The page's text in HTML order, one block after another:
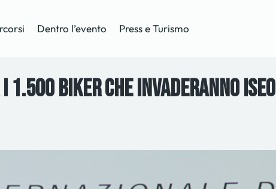
Dentro l’evento Press e Turismo
biker che invaderanno Iseo